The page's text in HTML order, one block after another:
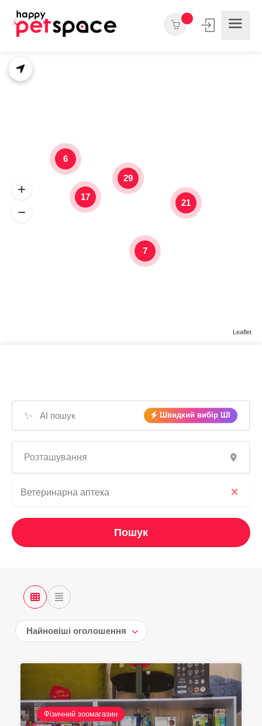
✨ Швидкий вибір ШІ
Ветеринарна аптека ×
Пошук
Найновіші оголошення
Фізичний зоомагазин
17
6
7
29
21
Leaflet